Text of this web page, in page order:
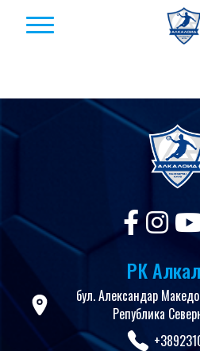
РК
бул. Александар
Република